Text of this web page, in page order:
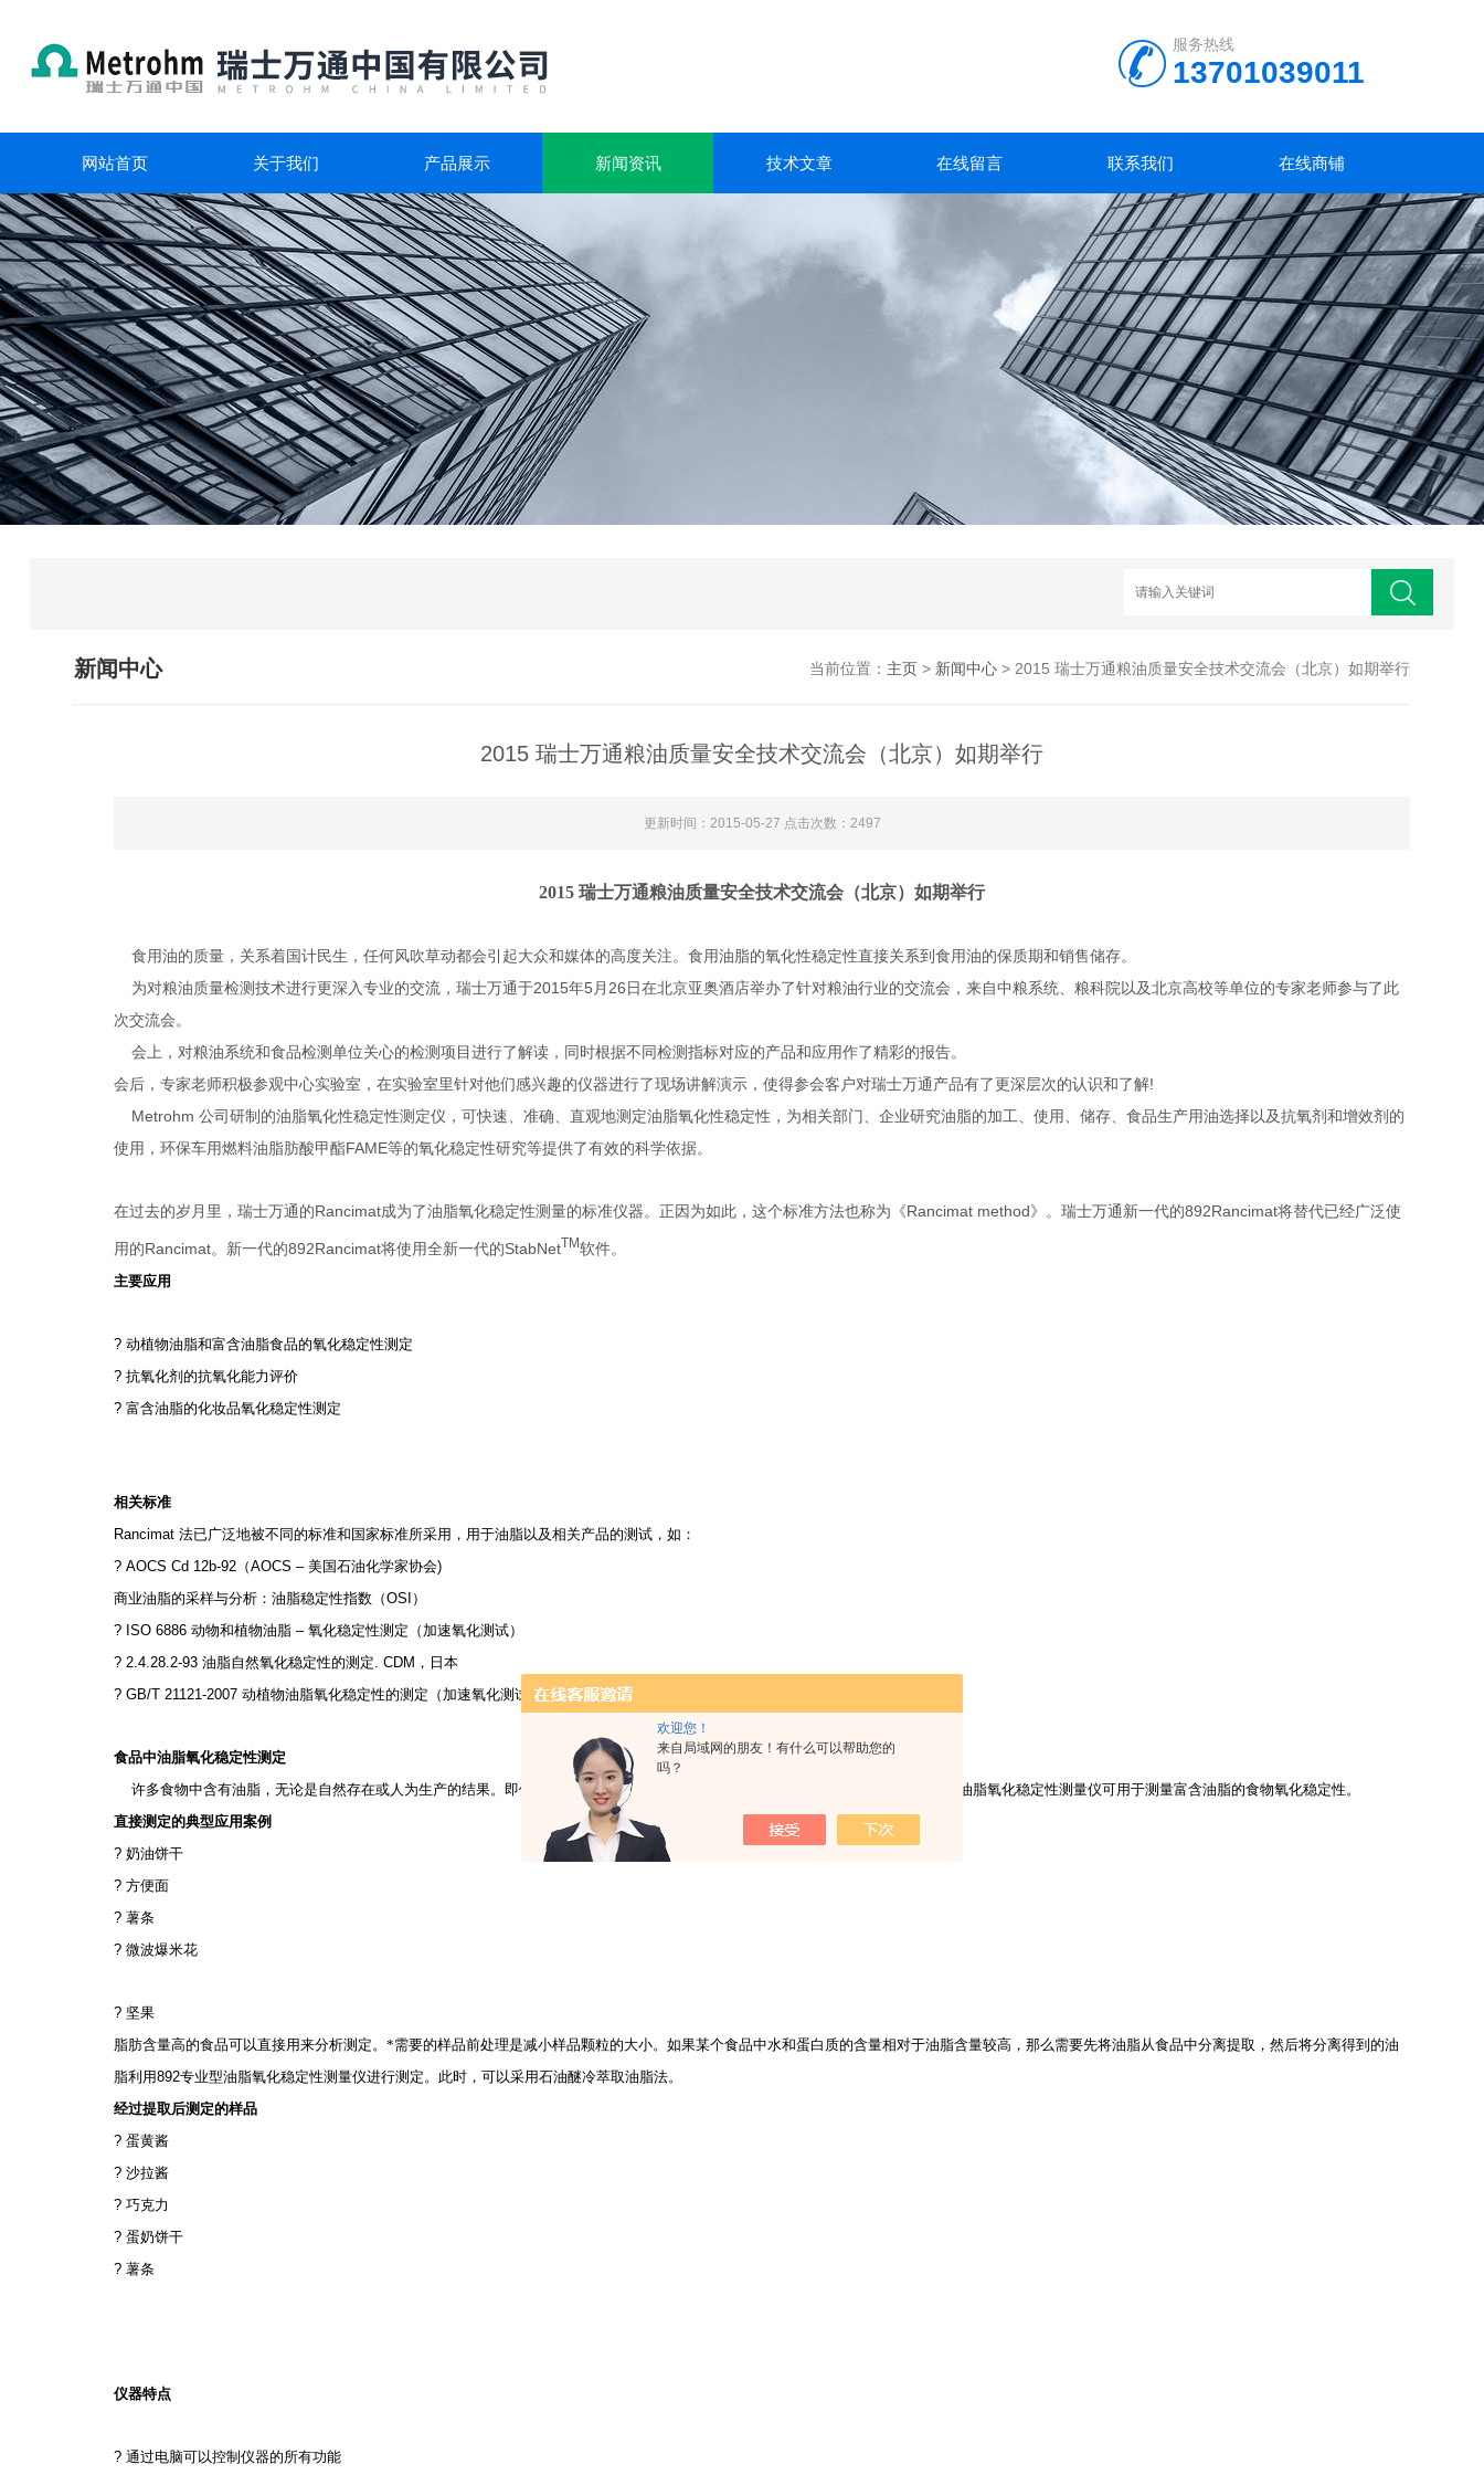
欢迎您！
来自局域网的朋友！有什么可以帮助您的
吗？
服务热线
13701039011
网站首页 关于我们 产品展示 新闻资讯 技术文章 在线留言 联系我们 在线商铺
新闻中心 当前位置： 主页> 新闻中心> 2015 瑞士万通粮油质量安全技术交流会（北京）如期举行
2015 瑞士万通粮油质量安全技术交流会（北京）如期举行
更新时间：2015-05-27 点击次数：2497
2015瑞士万通粮油质量安全技术交流会（北京）如期举行
食用油的质量，关系着国计民生，任何风吹草动都会引起大众和媒体的高度关注。食用油脂的氧化性稳定性直接关系到食用油的保质期和销售储存。
为对粮油质量检测技术进行更深入专业的交流，瑞士万通于2015年5 月26 日在北京亚奥酒店举办了针对粮油行业的交流会，来自中粮系统、粮科院以及北京高校等单位的专家老师参与了此
次交流会。
会上，对粮油系统和食品检测单位关心的检测项目进行了解读，同时根据不同检测指标对应的产品和应用作了精彩的报告。
会后，专家老师积极参观中心实验室，在实验室里针对他们感兴趣的仪器进行了现场讲解演示，使得参会客户对瑞士万通产品有了更深层次的认识和了解!
Metrohm公司研制的油脂氧化性稳定性测定仪，可快速、准确、直观地测定油脂氧化性稳定性，为相关部门、企业研究油脂的加工、使用、储存、食品生产用油选择以及抗氧剂和增效剂的
使用，环保车用燃料油脂肪酸甲酯FAME等的氧化稳定性研究等提供了有效的科学依据。
在过去的岁月里，瑞士万通的Rancimat成为了油脂氧化稳定性测量的标准仪器。正因为如此，这个标准方法也称为《Rancimat method》。瑞士万通新一代的892Rancimat将替代已经广泛使
用的Rancimat。新一代的892Rancimat将使用全新一代的StabNetTM软件。
主要应用
?动植物油脂和富含油脂食品的氧化稳定性测定
?抗氧化剂的抗氧化能力评价
?富含油脂的化妆品氧化稳定性测定
相关标准
Rancimat法已广泛地被不同的标准和国家标准所采用，用于油脂以及相关产品的测试，如：
? AOCS Cd 12b-92 （AOCS –美国石油化学家协会)
商业油脂的采样与分析：油脂稳定性指数（OSI ）
? ISO 6886动物和植物油脂 –氧化稳定性测定（加速氧化测试）
? 2.4.28.2-93油脂自然氧化稳定性的测定 . CDM ，日本
? GB/T 21121-2007动植物油脂氧化稳定性的测定（加速氧化测试），中国
食品中油脂氧化稳定性测定
许多食物中含有油脂，无论是自然存在或人为生产的结果。即便某些纯物质，内含的油脂也会因氧化而产生酸败。因此，
专业型油脂氧化稳定性测量仪可用于测量富含油脂的食物氧化稳定性。
直接测定的典型应用案例
?奶油饼干
?方便面
?薯条
?微波爆米花
? 坚果
脂肪含量高的食品可以直接用来分析测定。*需要的样品前处理是减小样品颗粒的大小。如果某个食品中水和蛋白质的含量相对于油脂含量较高，那么需要先将油脂从食品中分离提取，然后将分离得到的油
脂利用892专业型油脂氧化稳定性测量仪进行测定。此时，可以采用石油醚冷萃取油脂法。
经过提取后测定的样品
?蛋黄酱
?沙拉酱
?巧克力
?蛋奶饼干
?薯条
仪器特点
?通过电脑可以控制仪器的所有功能